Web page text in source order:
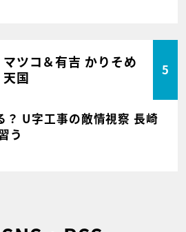
マツコ＆有吉 かりそめ
天国
5
？ U字工事の敵情視察 長崎
う